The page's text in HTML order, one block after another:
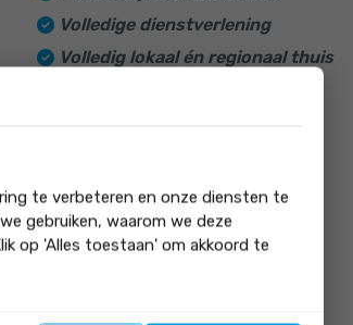
Volledige dienstverlening
Volledig lokaal én regionaal thuis
te verbeteren en onze diensten te
gebruiken, waarom we deze
op 'Alles toestaan' om akkoord te